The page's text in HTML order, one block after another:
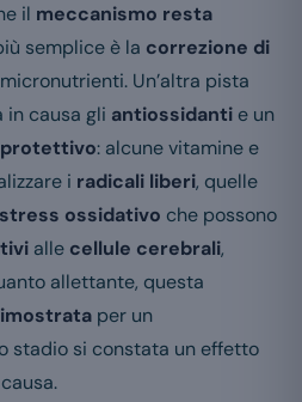
il meccanismo resta
semplice è la correzione di
Un’altra pista
in causa gli antiossidanti e un
: alcune vitamine e
i radicali liberi, quelle
stress ossidativo che possono
alle cellule cerebrali,
allettante, questa
per un
stadio si constata un effetto